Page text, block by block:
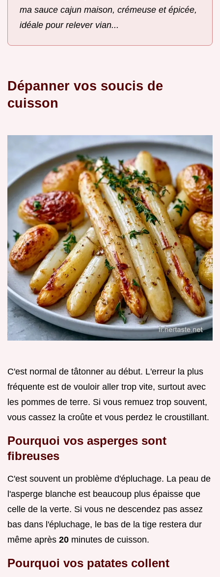
ma sauce cajun maison, crémeuse et épicée,
idéale pour relever vian...
Dépanner vos soucis de
cuisson
C'est normal de tâtonner au début. L'erreur la plus
fréquente est de vouloir aller trop vite, surtout avec
les pommes de terre. Si vous remuez trop souvent,
vous cassez la croûte et vous perdez le croustillant.
Pourquoi vos asperges sont
fibreuses
C'est souvent un problème d'épluchage. La peau de
l'asperge blanche est beaucoup plus épaisse que
celle de la verte. Si vous ne descendez pas assez
bas dans l'épluchage, le bas de la tige restera dur
même après 20 minutes de cuisson.
Pourquoi vos patates collent